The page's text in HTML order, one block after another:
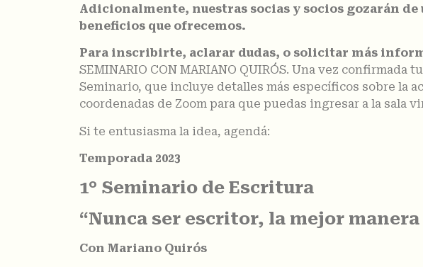
Adicionalmente, nuestras socias y socios gozarán
beneficios que ofrecemos.
Para inscribirte, aclarar dudas, o solicitar más
SEMINARIO CON MARIANO QUIRÓS. Una vez
Seminario, que incluye detalles más específicos sobre la
coordenadas de Zoom para que puedas ingresar a la sala
Si te entusiasma la idea, agendá:
Temporada 2023
1° Seminario de Escritura
“Nunca ser escritor, la mejor manera
Con Mariano Quirós